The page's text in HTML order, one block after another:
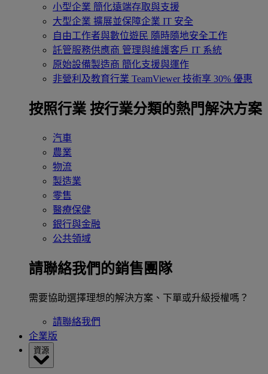
小型企業 簡化遠端存取與支援
大型企業 擴展並保障企業 IT 安全
自由工作者與數位遊民 隨時隨地安全工作
託管服務供應商 管理與維護客戶 IT 系統
原始設備製造商 簡化支援與運作
非營利及教育行業 TeamViewer 技術享 30% 優惠
按照行業 按行業分類的熱門解決方案
汽車
農業
物流
製造業
零售
醫療保健
銀行與金融
公共領域
請聯絡我們的銷售團隊
需要協助選擇理想的解決方案、下單或升級授權嗎？
請聯絡我們
企業版
資源